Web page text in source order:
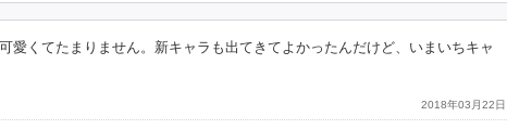
くてたまりません。新キャラも出てきてよかったんだけど、いまいちキャ
2018年03月22日